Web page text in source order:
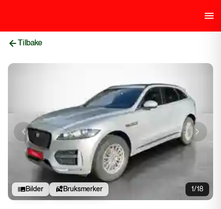
Tilbake
Previous slide Next
1/18
Bilder Bruksmerker